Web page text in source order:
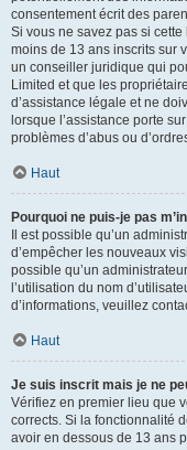
consentement écrit des
Si vous ne savez pas si
moins de 13 ans inscrits sur
un conseiller juridique qui
Limited et que les
d’assistance légale et ne
lorsque l’assistance porte
problèmes d’abus ou
Haut
Pourquoi ne puis-je pas
Il est possible qu’un
d’empêcher les nouveaux
possible qu’un
l’utilisation du nom
d’informations, veuillez
Haut
Je suis inscrit mais je ne
Vérifiez en premier lieu que
corrects. Si la fonctionnalité
avoir en dessous de 13 ans